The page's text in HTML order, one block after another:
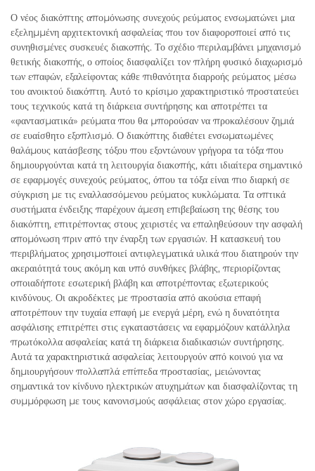
Ο νέος διακόπτης απομόνωσης συνεχούς ρεύματος ενσωματώνει μια
εξελημμένη αρχιτεκτονική ασφαλείας που τον διαφοροποιεί από τις
συνηθισμένες συσκευές διακοπής. Το σχέδιο περιλαμβάνει μηχανισμό
θετικής διακοπής, ο οποίος διασφαλίζει τον πλήρη φυσικό διαχωρισμό
των επαφών, εξαλείφοντας κάθε πιθανότητα διαρροής ρεύματος μέσω
του ανοικτού διακόπτη. Αυτό το κρίσιμο χαρακτηριστικό προστατεύει
τους τεχνικούς κατά τη διάρκεια συντήρησης και αποτρέπει τα
«φαντασματικά» ρεύματα που θα μπορούσαν να προκαλέσουν ζημιά
σε ευαίσθητο εξοπλισμό. Ο διακόπτης διαθέτει ενσωματωμένες
θαλάμους κατάσβεσης τόξου που εξοντώνουν γρήγορα τα τόξα που
δημιουργούνται κατά τη λειτουργία διακοπής, κάτι ιδιαίτερα σημαντικό
σε εφαρμογές συνεχούς ρεύματος, όπου τα τόξα είναι πιο διαρκή σε
σύγκριση με τις εναλλασσόμενου ρεύματος κυκλώματα. Τα οπτικά
συστήματα ένδειξης παρέχουν άμεση επιβεβαίωση της θέσης του
διακόπτη, επιτρέποντας στους χειριστές να επαληθεύσουν την ασφαλή
απομόνωση πριν από την έναρξη των εργασιών. Η κατασκευή του
περιβλήματος χρησιμοποιεί αντιφλεγματικά υλικά που διατηρούν την
ακεραιότητά τους ακόμη και υπό συνθήκες βλάβης, περιορίζοντας
οποιαδήποτε εσωτερική βλάβη και αποτρέποντας εξωτερικούς
κινδύνους. Οι ακροδέκτες με προστασία από ακούσια επαφή
αποτρέπουν την τυχαία επαφή με ενεργά μέρη, ενώ η δυνατότητα
ασφάλισης επιτρέπει στις εγκαταστάσεις να εφαρμόζουν κατάλληλα
πρωτόκολλα ασφαλείας κατά τη διάρκεια διαδικασιών συντήρησης.
Αυτά τα χαρακτηριστικά ασφαλείας λειτουργούν από κοινού για να
δημιουργήσουν πολλαπλά επίπεδα προστασίας, μειώνοντας
σημαντικά τον κίνδυνο ηλεκτρικών ατυχημάτων και διασφαλίζοντας τη
συμμόρφωση με τους κανονισμούς ασφάλειας στον χώρο εργασίας.